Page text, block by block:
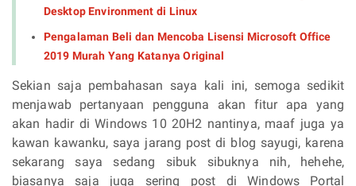
Desktop Environment di Linux
Pengalaman Beli dan Mencoba Lisensi Microsoft Office
2019 Murah Yang Katanya Original
Sekian saja pembahasan saya kali ini, semoga sedikit
menjawab pertanyaan pengguna akan fitur apa yang
akan hadir di Windows 10 20H2 nantinya, maaf juga ya
kawan kawanku, saya jarang post di blog sayugi, karena
sekarang saya sedang sibuk sibuknya nih, hehehe,
biasanya saja juga sering post di Windows Portal